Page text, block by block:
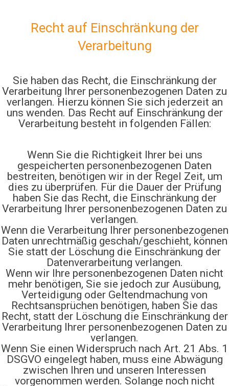
Recht auf Einschränkung der
Verarbeitung
Sie haben das Recht, die Einschränkung der
Verarbeitung Ihrer personenbezogenen Daten zu
verlangen. Hierzu können Sie sich jederzeit an
uns wenden. Das Recht auf Einschränkung der
Verarbeitung besteht in folgenden Fällen:
Wenn Sie die Richtigkeit Ihrer bei uns
gespeicherten personenbezogenen Daten
bestreiten, benötigen wir in der Regel Zeit, um
dies zu überprüfen. Für die Dauer der Prüfung
haben Sie das Recht, die Einschränkung der
Verarbeitung Ihrer personenbezogenen Daten zu
verlangen.
Wenn die Verarbeitung Ihrer personenbezogenen
Daten unrechtmäßig geschah/geschieht, können
Sie statt der Löschung die Einschränkung der
Datenverarbeitung verlangen.
Wenn wir Ihre personenbezogenen Daten nicht
mehr benötigen, Sie sie jedoch zur Ausübung,
Verteidigung oder Geltendmachung von
Rechtsansprüchen benötigen, haben Sie das
Recht, statt der Löschung die Einschränkung der
Verarbeitung Ihrer personenbezogenen Daten zu
verlangen.
Wenn Sie einen Widerspruch nach Art. 21 Abs. 1
DSGVO eingelegt haben, muss eine Abwägung
zwischen Ihren und unseren Interessen
vorgenommen werden. Solange noch nicht